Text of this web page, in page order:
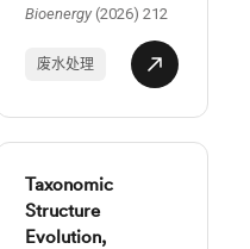
Bioenergy (2026) 212
废水处理
Taxonomic
Structure
Evolution,